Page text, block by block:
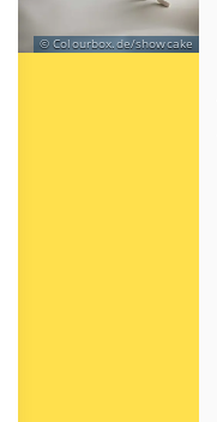
Colourbox.de/showcake